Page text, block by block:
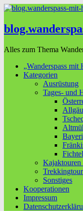
Alles zum Thema
„Wanderspass mit
Kategorien
Ausrüstung
Tages- und
Allgäu
Sonstiges
Kooperationen
Impressum